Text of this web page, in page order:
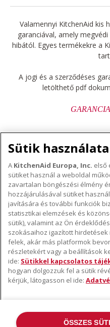
Valamennyi KitchenAid kis
garanciával, amely
hibától. Egyes termékekre a
A jogi és a szerződéses
letölthető pdf
A KITCHENAID MÁRKÁRÓL
A márka lényege
A márka története
ODR
TÁMOGATÁS
Hol lehet megvenni
Garancia és dokumentumok
Ügyfélszolgálat
KÖVESSEN BENNÜNKET
Sütik használata
A KitchenAid Europa, Inc. első
sütiket használ a weboldal
zavartalan böngészési élmény
hozzájárulásával sütiket
javítására és további funkciók
statisztikai elemzések és
sütik), valamint az Ön
szokásaihoz igazított
felek, akár más platformok
részletekért vagy a beállítások
ide: Sütikkel kapcsolatos
hogyan dolgozzuk fel a sütik
kérjük, látogasson el ide:
ÖSSZES